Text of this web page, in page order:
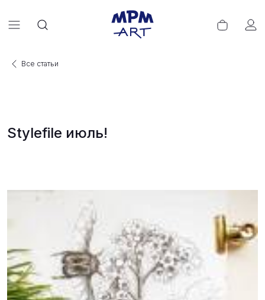
Все статьи
Stylefile июль!